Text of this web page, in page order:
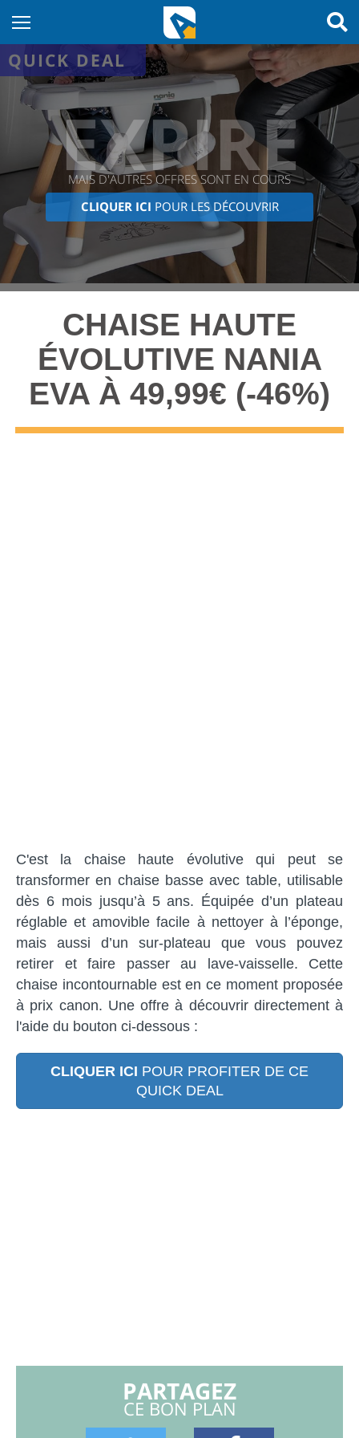
QUICK DEAL
EXPIRÉ
MAIS D'AUTRES OFFRES SONT EN COURS
CLIQUER ICI POUR LES DÉCOUVRIR
CHAISE HAUTE
ÉVOLUTIVE NANIA
EVA À 49,99€ (-46%)
C'est la chaise haute évolutive qui peut se
transformer en chaise basse avec table, utilisable
dès 6 mois jusqu’à 5 ans. Équipée d’un plateau
réglable et amovible facile à nettoyer à l’éponge,
mais aussi d’un sur-plateau que vous pouvez
retirer et faire passer au lave-vaisselle. Cette
chaise incontournable est en ce moment proposée
à prix canon. Une offre à découvrir directement à
l'aide du bouton ci-dessous :
CLIQUER ICI POUR PROFITER DE CE
QUICK DEAL
PARTAGEZ
CE BON PLAN